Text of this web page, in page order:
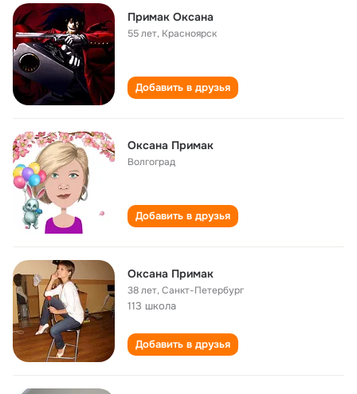
Примак Оксана
55 лет, Красноярск
Добавить в друзья
Оксана Примак
Волгоград
Добавить в друзья
Оксана Примак
38 лет,Санкт-Петербург
113 школа
Добавить в друзья